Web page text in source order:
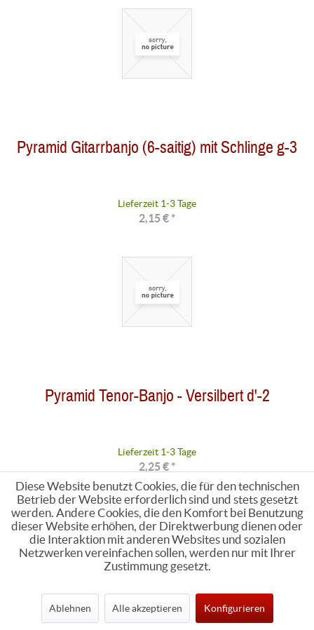
Pyramid Gitarrbanjo (6-saitig) mit Schlinge g-3
Lieferzeit 1-3 Tage
2,15 € *
Pyramid Tenor-Banjo - Versilbert d'-2
Lieferzeit 1-3 Tage
2,25 € *
Diese Website benutzt Cookies, die für den technischen
Betrieb der Website erforderlich sind und stets gesetzt
werden. Andere Cookies, die den Komfort bei Benutzung
dieser Website erhöhen, der Direktwerbung dienen oder
die Interaktion mit anderen Websites und sozialen
Netzwerken vereinfachen sollen, werden nur mit Ihrer
Zustimmung gesetzt.
Ablehnen Alle akzeptieren Konfigurieren